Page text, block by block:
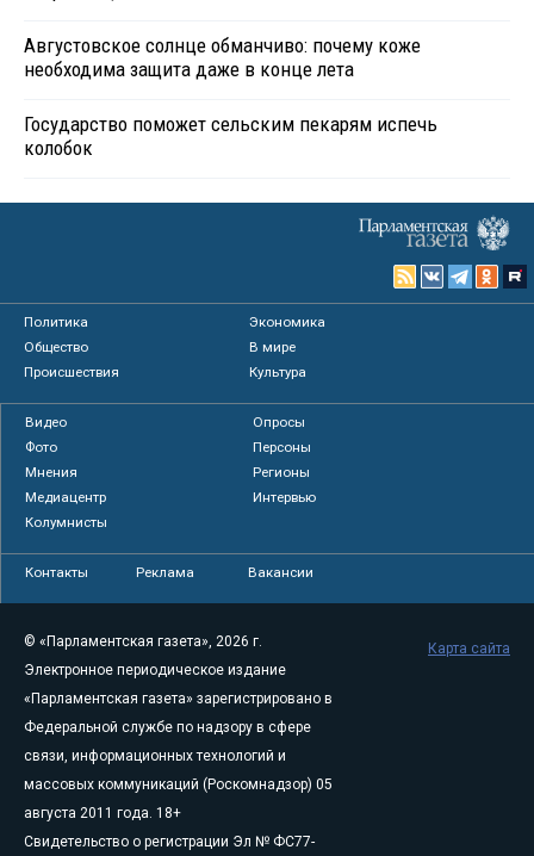
Августовское солнце обманчиво: почему коже
необходима защита даже в конце лета
Государство поможет сельским пекарям испечь
колобок
Политика
Экономика
Общество
В мире
Происшествия
Культура
Видео
Опросы
Фото
Персоны
Мнения
Регионы
Медиацентр
Интервью
Колумнисты
Контакты Реклама Вакансии
© «Парламентская газета», 2026 г.
Электронное периодическое издание
«Парламентская газета» зарегистрировано в
Федеральной службе по надзору в сфере
связи, информационных технологий и
массовых коммуникаций (Роскомнадзор) 05
августа 2011 года. 18+
Свидетельство о регистрации Эл № ФС77-
Карта сайта